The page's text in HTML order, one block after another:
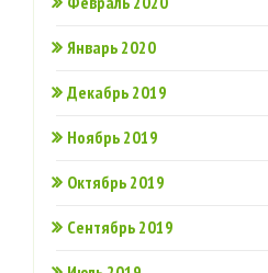
Январь 2020
Декабрь 2019
Ноябрь 2019
Октябрь 2019
Сентябрь 2019